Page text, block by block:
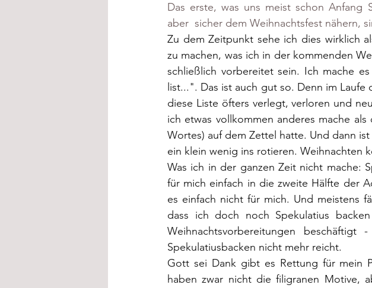
Das erste, was uns meist schon Anfang
aber  sicher dem Weihnachtsfest nähern,
Zu dem Zeitpunkt sehe ich dies wirklich
zu machen, was ich in der kommenden
schließlich vorbereitet sein. Ich mache
list...". Das ist auch gut so. Denn im
diese Liste öfters verlegt, verloren und
ich etwas vollkommen anderes mache
Wortes) auf dem Zettel hatte. Und dann
ein klein wenig ins rotieren. Weihnachten
Was ich in der ganzen Zeit nicht mache:
für mich einfach in die zweite Hälfte der
es einfach nicht für mich. Und meistens
dass ich doch noch Spekulatius
Weihnachtsvorbereitungen
Spekulatiusbacken nicht mehr reicht.
Gott sei Dank gibt es Rettung für mein
haben zwar nicht die filigranen Motive,